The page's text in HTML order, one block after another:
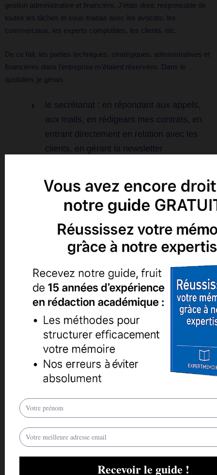
gestion administrative et financière. J’étais donc responsable de
toutes les tâches et sous-traitais avec les avocats, les
commerciaux, les experts comptables, les clients, etc.
De ce fait, les parties techniques, stratégiques, administratives et
financières dans l’entreprise m’étaient réservées. Dans le
quotidien, je gérais :
le secrétariat : en répondant aux appels,
aux mails, en rédigeant mes contrats, en
entrant directement en relation avec les
clients, en gérant la newsletter
les démarches de RSI, des diverses Taxes,
etc.
Le recrutement des freelances, les
entretiens téléphoniques avec les clients
afin de les convaincre, de répondre à leurs
besoins, et de régler certains problèmes,
les recouvrements.
La partie technique et opérationnelle,
comprenant la répartition des tâches pour
les freelances et le suivi régulier de ces
derniers. Il m’arrivait également de sous
traiter automatiquement des tâches quand
la nécessité l’imposait.
L’élaboration de la stratégie de
l’entreprise : j’étais constamment à la
recherche d’un moyen innovant et rentable
afin d’améliorer la technicité de
l’entreprise, son pilotage et l’élaboration de
la meilleure stratégie à adopter. Mon
expert comptable, mon avocat et ma